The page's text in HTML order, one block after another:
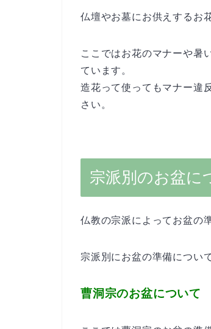
仏壇やお墓にお供えするお
ここではお花のマナーや暑
ています。
造花って使ってもマナー違
さい。
宗派別のお盆に
仏教の宗派によってお盆の
宗派別にお盆の準備につい
曹洞宗のお盆について